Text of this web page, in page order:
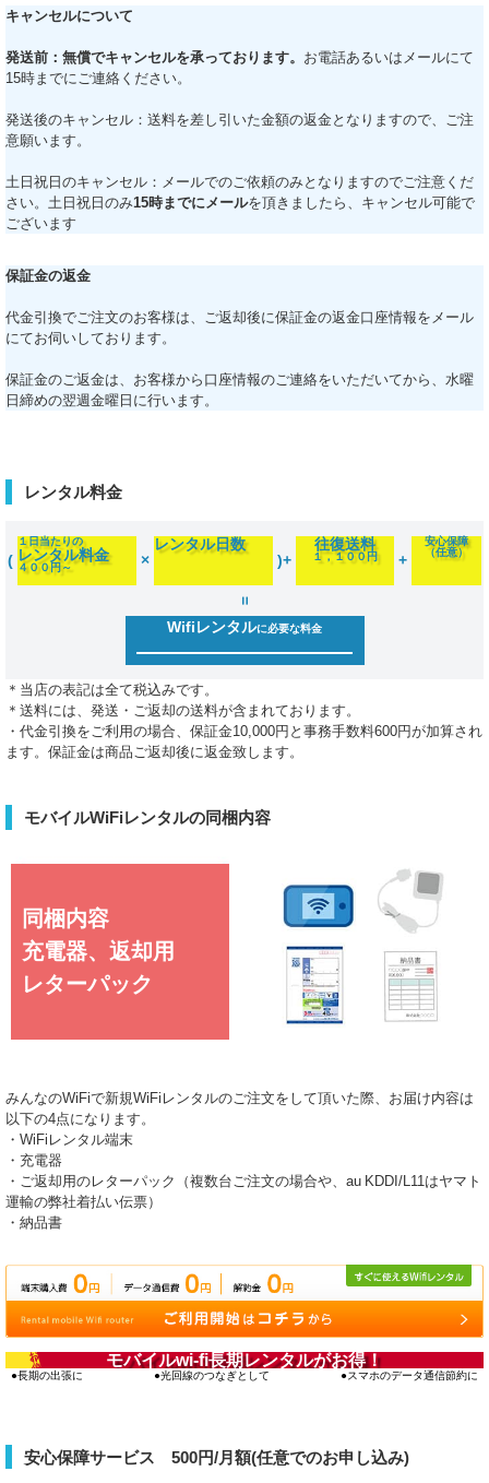
キャンセルについて
発送前：無償でキャンセルを承っております。 お電話あるいはメールにて
15時までにご連絡ください。
発送後のキャンセル：送料を差し引いた金額の返金となりますので、ご注
意願います。
土日祝日のキャンセル：メールでのご依頼のみとなりますのでご注意くだ
さい。土日祝日のみ15時までにメールを頂きましたら、キャンセル可能で
ございます
保証金の返金
代金引換でご注文のお客様は、ご返却後に保証金の返金口座情報をメール
にてお伺いしております。
保証金のご返金は、お客様から口座情報のご連絡をいただいてから、水曜
日締めの翌週金曜日に行います。
レンタル料金
(
１日当たりの
レンタル料金
４００円～ ×
レンタル日数
)+
往復送料
１，１００円 +
安心保障
（任意）
=
Wifiレンタルに必要な料金
＊当店の表記は全て税込みです。
＊送料には、発送・ご返却の送料が含まれております。
・代金引換をご利用の場合、保証金10,000円と事務手数料600円が加算され
ます。保証金は商品ご返却後に返金致します。
モバイルWiFiレンタルの同梱内容
同梱内容
充電器、返却用
レターパック
みんなのWiFiで新規WiFiレンタルのご注文をして頂いた際、お届け内容は
以下の4点になります。
・WiFiレンタル端末
・充電器
・ご返却用のレターパック（複数台ご注文の場合や、au KDDI/L11はヤマト
運輸の弊社着払い伝票）
・納品書
モバイルwi-fi長期レンタルがお得！
お得‼
長期の出張に 光回線のつなぎとして スマホのデータ通信節約に
安心保障サービス 500円/月額(任意でのお申し込み)